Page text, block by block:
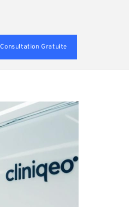
Consultation Gratuite